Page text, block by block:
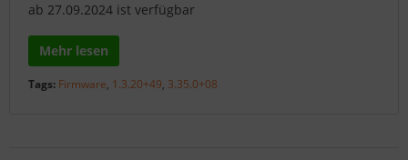
ab 27.09.2024 ist verfügbar
Mehr lesen
Tags: Firmware, 1.3.20+49, 3.35.0+08